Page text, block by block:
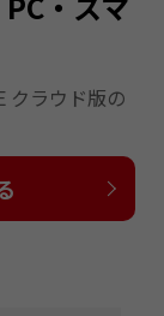
クラウド版の